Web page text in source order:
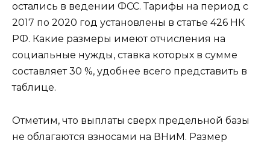
остались в ведении ФСС. Тарифы на период с
2017 по 2020 год установлены в статье 426 НК
РФ. Какие размеры имеют отчисления на
социальные нужды, ставка которых в сумме
составляет 30 %, удобнее всего представить в
таблице.
Отметим, что выплаты сверх предельной базы
не облагаются взносами на ВНиМ. Размер